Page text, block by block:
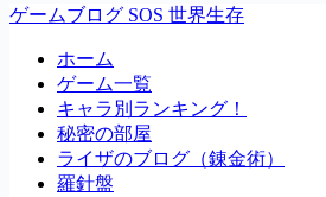
ゲームブログ SOS 世界生存
ホーム
ゲーム一覧
キャラ別ランキング！
秘密の部屋
ライザのブログ（錬金術）
羅針盤